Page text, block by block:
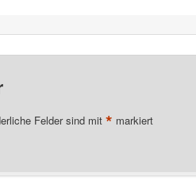
Felder sind mit * markiert